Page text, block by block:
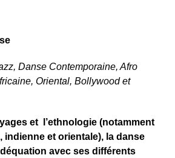
Danse Contemporaine, Afro
Oriental, Bollywood et
et l’ethnologie (notamment
indienne et orientale), la danse
avec ses différents